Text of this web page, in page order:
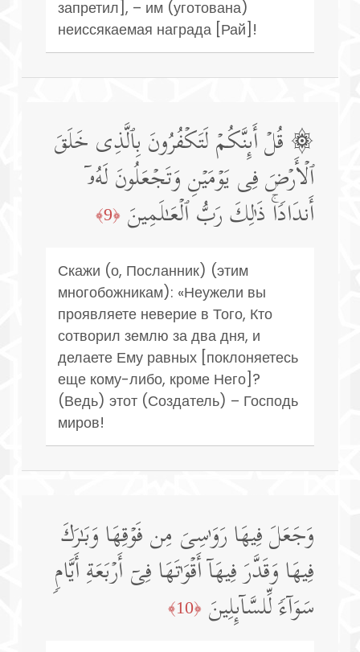
запретил], – им (уготована)
неиссякаемая награда [Рай]!
۞ قُلۡ أَىِٕنَّكُمۡ لَتَكۡفُرُونَ بِٱلَّذِی خَلَقَ
ٱلۡأَرۡضَ فِی یَوۡمَیۡنِ وَتَجۡعَلُونَ لَهُۥۤ
أَندَادࣰاۚ ذَ ٰ⁠لِكَ رَبُّ ٱلۡعَـٰلَمِینَ ﴿9﴾
Скажи (о, Посланник) (этим
многобожникам): «Неужели вы
проявляете неверие в Того, Кто
сотворил землю за два дня, и
делаете Ему равных [поклоняетесь
еще кому-либо, кроме Него]?
(Ведь) этот (Создатель) – Господь
миров!
وَجَعَلَ فِیهَا رَوَ ٰ⁠سِیَ مِن فَوۡقِهَا وَبَـٰرَكَ
فِیهَا وَقَدَّرَ فِیهَاۤ أَقۡوَ ٰ⁠تَهَا فِیۤ أَرۡبَعَةِ أَیَّامࣲ
سَوَاۤءࣰ لِّلسَّاۤىِٕلِینَ ﴿10﴾